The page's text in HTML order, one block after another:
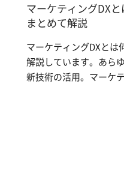
マーケティングDX
まとめて解説
マーケティングDXとは
解説しています。あら
新技術の活用。マーケ